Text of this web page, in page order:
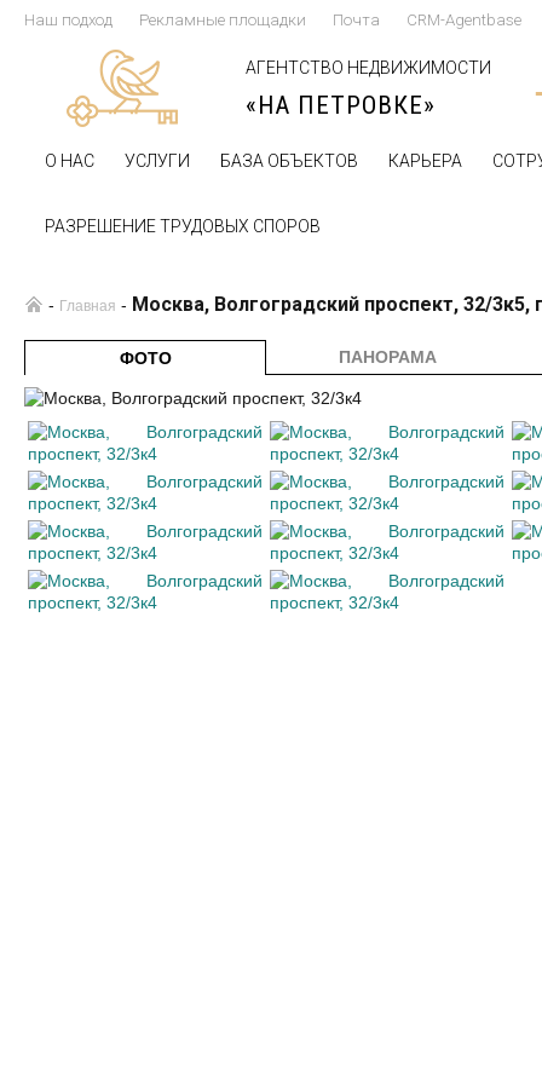
Наш подход Рекламные площадки Почта CRM-Agentbase
АГЕНТСТВО НЕДВИЖИМОСТИ
«НА ПЕТРОВКЕ»
О НАС УСЛУГИ БАЗА ОБЪЕКТОВ КАРЬЕРА
РАЗРЕШЕНИЕ ТРУДОВЫХ СПОРОВ
- Главная - Москва, Волгоградский проспект, 32/
ФОТО ПАНОРАМА